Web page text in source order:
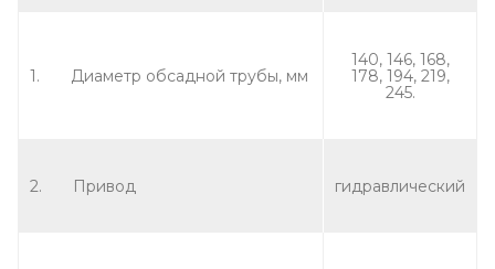
1. Диаметр обсадной трубы, мм
140, 146, 168,
178, 194, 219,
245.
2. Привод гидравлический